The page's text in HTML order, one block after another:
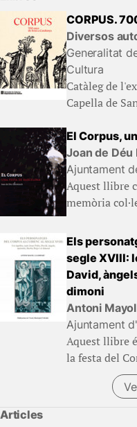
CORPUS.
Diversos
Generalitat
Cultura
Catàleg de
Capella de
El Corpus,
Joan de Déu
Ajuntament
Aquest llibre
memòria
Els
segle XVIII:
David,
dimoni
Antoni
Ajuntament
Aquest llibre
la festa del
Articles